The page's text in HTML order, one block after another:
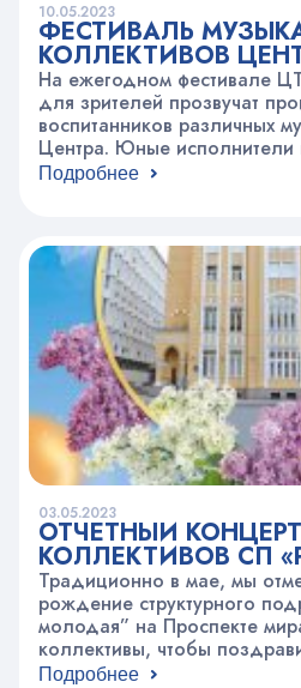
10.05.2023
ФЕСТИВАЛЬ
КОЛЛЕКТИВОВ
ИНСТРУМЕНТАЛЕ»
На ежегодном фестивале
для зрителей прозвучат
воспитанников различных
Центра. Юные исполнители
своими первыми шагами в
порадуют гостей
композициями. «Первые
16:00 по адресу:
Подробнее
03.05.2023
ОТЧЕТНЫЙ КОНЦЕРТ
КОЛЛЕКТИВОВ СП
МОЛОДАЯ»
Традиционно в мае, мы
рождение структурного
молодая” на Проспекте
коллективы, чтобы
праздник в этот день.
Подробнее